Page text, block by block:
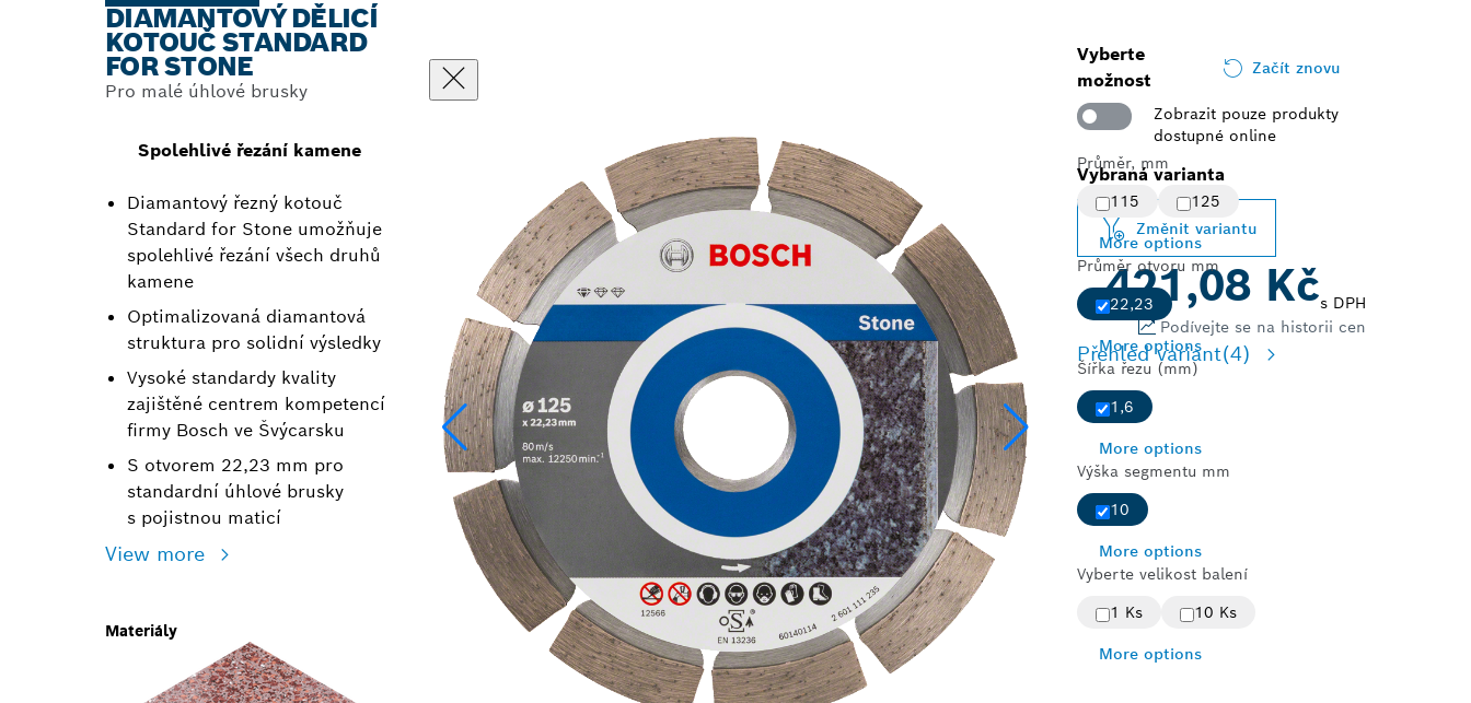
DIAMANTOVÝ DĚLICÍ
KOTOUČ STANDARD
FOR STONE
Pro malé úhlové brusky
Spolehlivé řezání kamene
Diamantový řezný kotouč
Standard for Stone umožňuje
spolehlivé řezání všech druhů
kamene
Optimalizovaná diamantová
struktura pro solidní výsledky
Vysoké standardy kvality
zajištěné centrem kompetencí
firmy Bosch ve Švýcarsku
S otvorem 22,23 mm pro
standardní úhlové brusky
s pojistnou maticí
View more
Materiály
Vyberte
možnost
Začít znovu
Zobrazit pouze produkty
dostupné online
Průměr, mm
115
125
More options
Průměr otvoru mm
22,23
More options
Šířka řezu (mm)
1,6
More options
Výška segmentu mm
10
More options
Vyberte velikost balení
1 Ks
10 Ks
More options
Vybraná varianta
Změnit variantu
od421,08 Kčs DPH
Podívejte se na historii cen
Přehled variant(4)